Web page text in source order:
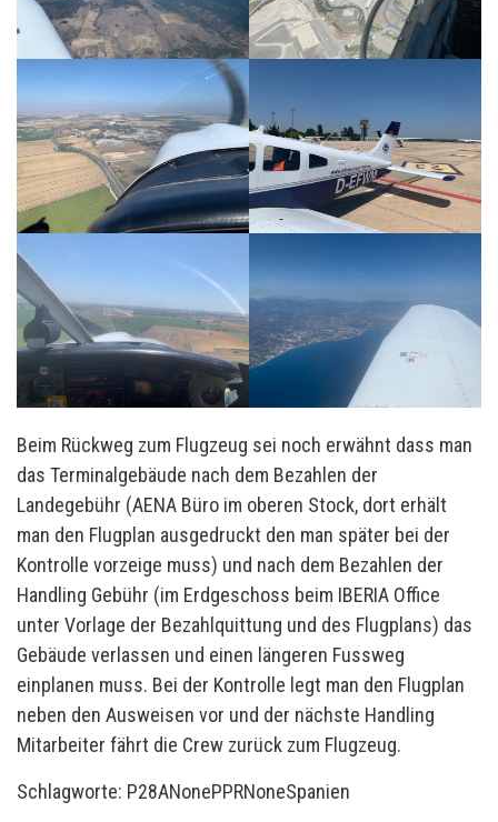
Beim Rückweg zum Flugzeug sei noch erwähnt dass man
das Terminalgebäude nach dem Bezahlen der
Landegebühr (AENA Büro im oberen Stock, dort erhält
man den Flugplan ausgedruckt den man später bei der
Kontrolle vorzeige muss) und nach dem Bezahlen der
Handling Gebühr (im Erdgeschoss beim IBERIA Office
unter Vorlage der Bezahlquittung und des Flugplans) das
Gebäude verlassen und einen längeren Fussweg
einplanen muss. Bei der Kontrolle legt man den Flugplan
neben den Ausweisen vor und der nächste Handling
Mitarbeiter fährt die Crew zurück zum Flugzeug.
Schlagworte: P28ANonePPRNoneSpanien